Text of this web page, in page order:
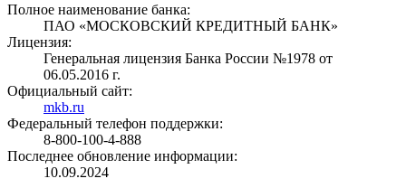
Полное наименование банка:
ПАО «МОСКОВСКИЙ КРЕДИТНЫЙ БАНК»
Лицензия:
Генеральная лицензия Банка России №1978 от
06.05.2016 г.
Официальный сайт:
mkb.ru
Федеральный телефон поддержки:
8-800-100-4-888
Последнее обновление информации:
10.09.2024